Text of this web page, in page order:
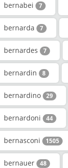
bernabei 7
bernarda 7
bernardes 7
bernardin 8
bernardino 29
bernardoni 44
bernasconi 1505
bernauer 48